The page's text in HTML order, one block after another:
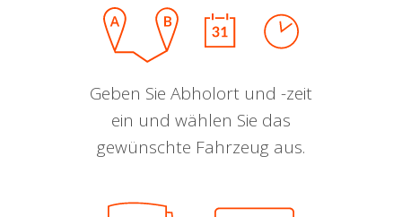
Geben Sie Abholort und -zeit
ein und wählen Sie das
gewünschte Fahrzeug aus.